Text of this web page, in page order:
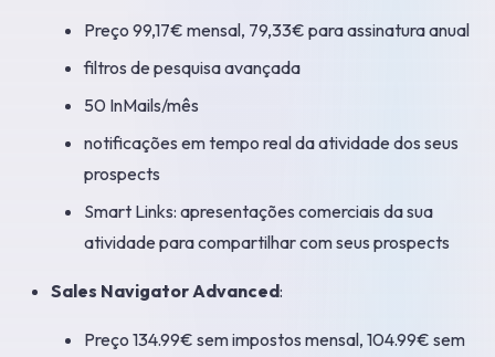
Preço 99,17€ mensal, 79,33€ para assinatura anual
filtros de pesquisa avançada
50 InMails/mês
notificações em tempo real da atividade dos seus
prospects
Smart Links: apresentações comerciais da sua
atividade para compartilhar com seus prospects
Sales Navigator Advanced:
Preço 134.99€ sem impostos mensal, 104.99€ sem